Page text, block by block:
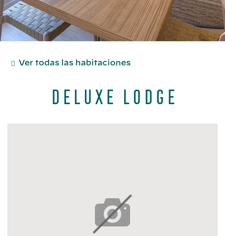
Ver todas las habitaciones
Deluxe Lodge